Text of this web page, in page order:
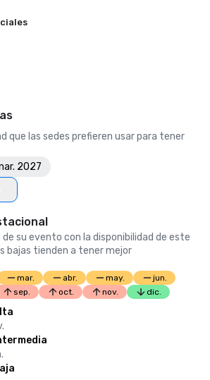
que las sedes prefieren usar para tener
2027
su evento con la disponibilidad de este
bajas tienden a tener mejor
mar. abr. may.
jun.
sep. oct. nov. dic.